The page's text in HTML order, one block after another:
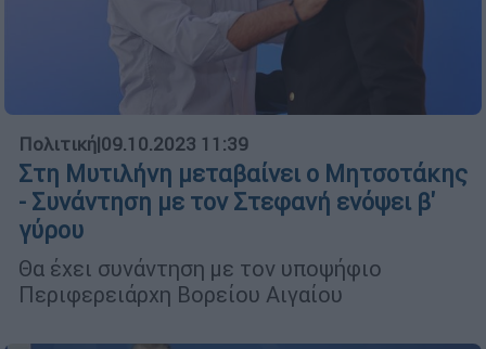
Πολιτική|09.10.2023 11:39
Στη Μυτιλήνη μεταβαίνει ο Μητσοτάκης
- Συνάντηση με τον Στεφανή ενόψει β'
γύρου
Θα έχει συνάντηση με τον υποψήφιο
Περιφερειάρχη Βορείου Αιγαίου